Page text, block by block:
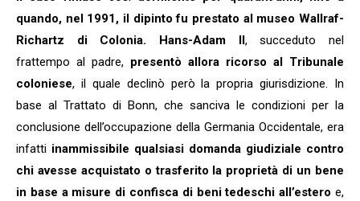
quando, nel 1991, il dipinto fu prestato al museo Wallraf-
Richartz di Colonia.
Hans-Adam II , succeduto nel
frattempo al padre, presentò allora ricorso al Tribunale
coloniese, il quale declinò però la propria giurisdizione. In
base al Trattato di Bonn, che sanciva le condizioni per la
conclusione dell’occupazione della Germania Occidentale, era
infatti inammissibile qualsiasi domanda giudiziale contro
chi avesse acquistato o trasferito la proprietà di un bene
in base a misure di confisca di beni tedeschi all’estero e,